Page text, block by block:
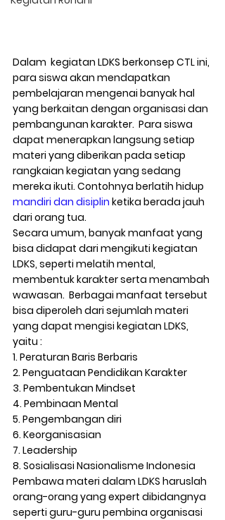
Dalam  kegiatan LDKS berkonsep CTL ini,
para siswa akan mendapatkan
pembelajaran mengenai banyak hal
yang berkaitan dengan organisasi dan
pembangunan karakter.  Para siswa
dapat menerapkan langsung setiap
materi yang diberikan pada setiap
rangkaian kegiatan yang sedang
mereka ikuti. Contohnya berlatih hidup
mandiri dan disiplin ketika berada jauh
dari orang tua.
Secara umum, banyak manfaat yang
bisa didapat dari mengikuti kegiatan
LDKS, seperti melatih mental,
membentuk karakter serta menambah
wawasan.  Berbagai manfaat tersebut
bisa diperoleh dari sejumlah materi
yang dapat mengisi kegiatan LDKS,
yaitu :
1. Peraturan Baris Berbaris
2. Penguataan Pendidikan Karakter
3. Pembentukan Mindset
4. Pembinaan Mental
5. Pengembangan diri
6. Keorganisasian
7. Leadership
8. Sosialisasi Nasionalisme Indonesia
Pembawa materi dalam LDKS haruslah
orang-orang yang expert dibidangnya
seperti guru-guru pembina organisasi